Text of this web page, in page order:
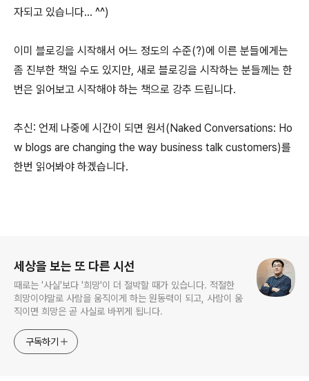
자되고 있습니다... ^^)
이미 블로깅을 시작해서 어느 정도의 수준(?)에 이른 분들에게는
좀 진부한 책일 수도 있지만, 새로 블로깅을 시작하는 분들께는 한
번은 읽어보고 시작해야 하는 책으로 강추 드립니다.
추신: 언제 나중에 시간이 되면 원서(Naked Conversations: Ho
w blogs are changing the way business talk customers)를
한번 읽어봐야 하겠습니다.
세상을 보는 또 다른 시선
때로는 '사실'보다 '희망'이 더 절박할 때가 있습니다. 적절한
희망이야말로 사람을 움직이게 하는 원동력이 되고, 사람이 움
직이면 희망은 곧 사실로 바뀌게 됩니다.
구독하기